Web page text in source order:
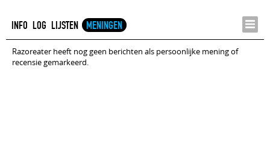
INFO LOG LIJSTEN MENINGEN
Razoreater heeft nog geen berichten als persoonlijke mening of
recensie gemarkeerd.